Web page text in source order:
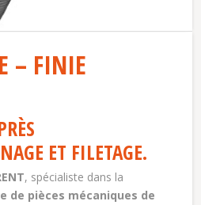
– FINIE
ET FILETAGE.
, spécialiste dans la
de pièces mécaniques de